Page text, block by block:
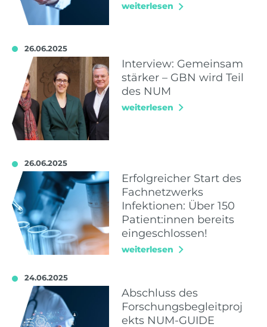
weiterlesen
26.06.2025
Interview: Gemeinsam
stärker – GBN wird Teil
des NUM
weiterlesen
26.06.2025
Erfolgreicher Start des
Fachnetzwerks
Infektionen: Über 150
Patient:innen bereits
eingeschlossen!
weiterlesen
24.06.2025
Abschluss des
Forschungsbegleitproj
ekts NUM-GUIDE